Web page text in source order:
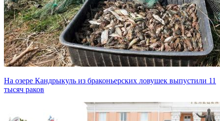
На озере Кандрыкуль из браконьерских ловушек выпустили 11
тысяч раков